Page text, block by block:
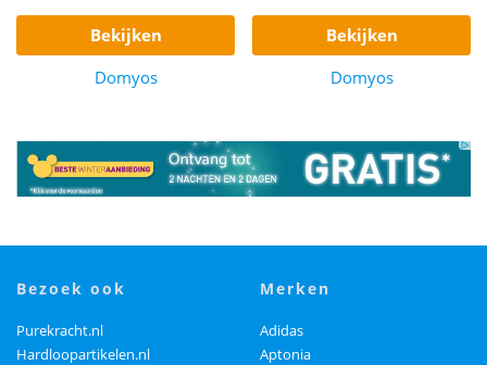
bekijken
Domyos
bekijken
Domyos
bezoek ook
Purekracht.nl
Hardloopartikelen.nl
merken
Adidas
Aptonia